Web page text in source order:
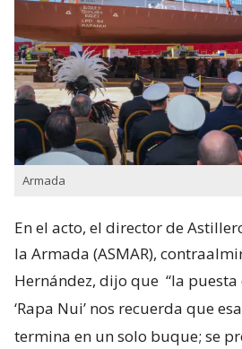
Armada
En el acto, el director de
la Armada (ASMAR),
Hernández, dijo que “la
‘Rapa Nui’ nos recuerda que
termina en un solo buque; se